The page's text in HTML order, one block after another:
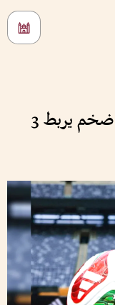
مونديال 2026.. حفل موسيقي ضخم يربط 3